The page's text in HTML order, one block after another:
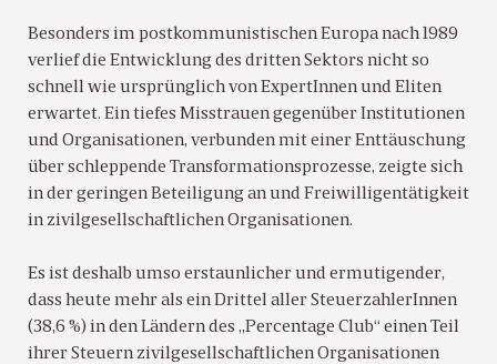
Besonders im postkommunistischen Europa nach 1989
verlief die Entwicklung des dritten Sektors nicht so
schnell wie ursprünglich von ExpertInnen und Eliten
erwartet. Ein tiefes Misstrauen gegenüber Institutionen
und Organisationen, verbunden mit einer Enttäuschung
über schleppende Transformationsprozesse, zeigte sich
in der geringen Beteiligung an und Freiwilligentätigkeit
in zivilgesellschaftlichen Organisationen.
Es ist deshalb umso erstaunlicher und ermutigender,
dass heute mehr als ein Drittel aller SteuerzahlerInnen
(38,6 %) in den Ländern des „Percentage Club“ einen Teil
ihrer Steuern zivilgesellschaftlichen Organisationen